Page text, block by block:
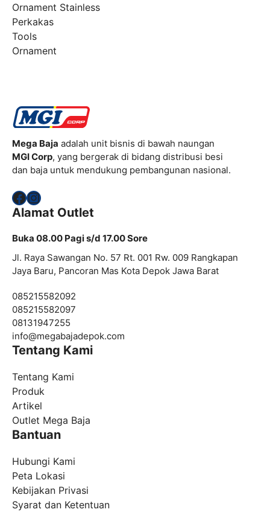
Ornament Stainless
Perkakas
Tools
Ornament
Mega Baja adalah unit bisnis di bawah naungan
MGI Corp, yang bergerak di bidang distribusi besi
dan baja untuk mendukung pembangunan nasional.
Facebook
Instagram
Alamat Outlet
Buka 08.00 Pagi s/d 17.00 Sore
Jl. Raya Sawangan No. 57 Rt. 001 Rw. 009 Rangkapan
Jaya Baru, Pancoran Mas Kota Depok Jawa Barat
085215582092
085215582097
08131947255
info@megabajadepok.com
Tentang Kami
Tentang Kami
Produk
Artikel
Outlet Mega Baja
Bantuan
Hubungi Kami
Peta Lokasi
Kebijakan Privasi
Syarat dan Ketentuan